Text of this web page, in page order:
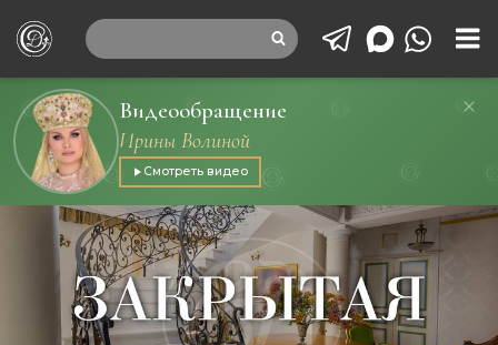
Видеообращение
Ирины Волиной
Смотреть видео